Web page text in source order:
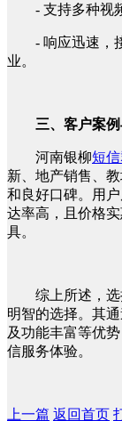
- 支持多种视
- 响应迅速，
业。
三、客户案
河南银柳短
新、地产销售、
和良好口碑。用
达率高，且价格
具。
综上所述，
明智的选择。其
及功能丰富等优
信服务体验。
上一篇 返回首页